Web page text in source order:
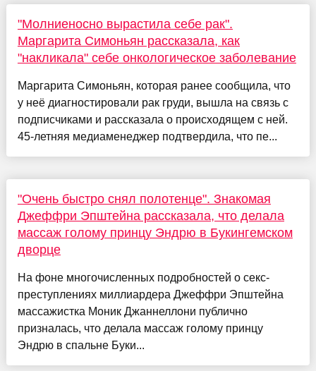
"Молниеносно вырастила себе рак".
Маргарита Симоньян рассказала, как
"накликала" себе онкологическое заболевание
Маргарита Симоньян, которая ранее сообщила, что
у неё диагностировали рак груди, вышла на связь с
подписчиками и рассказала о происходящем с ней.
45-летняя медиаменеджер подтвердила, что пе...
"Очень быстро снял полотенце". Знакомая
Джеффри Эпштейна рассказала, что делала
массаж голому принцу Эндрю в Букингемском
дворце
На фоне многочисленных подробностей о секс-
преступлениях миллиардера Джеффри Эпштейна
массажистка Моник Джаннеллони публично
призналась, что делала массаж голому принцу
Эндрю в спальне Буки...